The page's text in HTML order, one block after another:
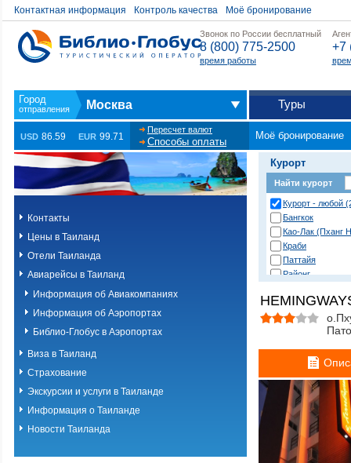
Контактная информация Контроль качества Моё бронирование
Звонок по России бесплатный
8 (800) 775-2500
время работы
+7
Москва Туры
USD 86.59 EUR 99.71
Пересчет валют
Способы оплаты
Моё бронирование
Контакты
Цены в Таиланд
Отели Таиланда
Авиарейсы в Таиланд
Информация об Авиакомпаниях
Информация об Аэропортах
Библио-Глобус в Аэропортах
Виза в Таиланд
Страхование
Экскурсии и услуги в Таиланде
Информация о Таиланде
Новости Таиланда
Курорт
Найти курорт
Курорт - любой
Бангкок
Као-Лак (Пханг
Краби
Паттайя
Районг
о. Пханган
о.Ланта
о.Пхукет. Пляж
о.Пхукет. Пляж
о.Пхукет. Пляж
о.Пхукет. Пляж
о.Пхукет. Пляж
о.Пхукет. Пляж
о.Пхукет. Пляж